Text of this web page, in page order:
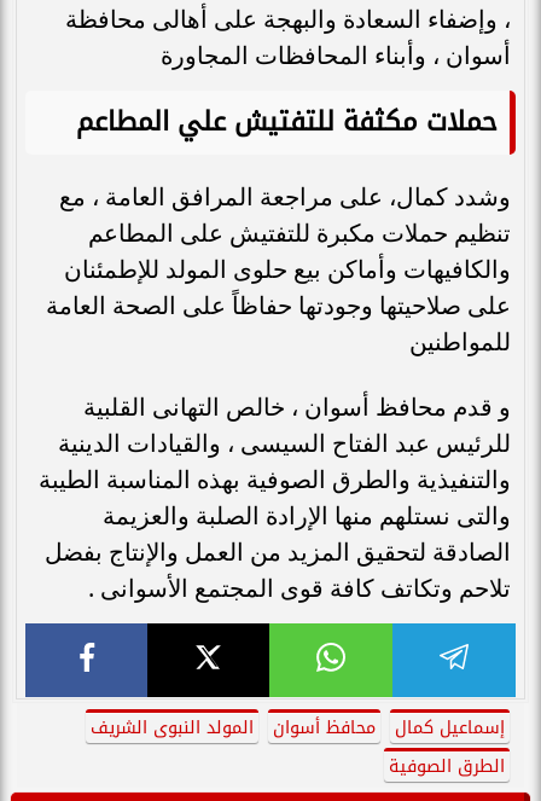
، وإضفاء السعادة والبهجة على أهالى محافظة
أسوان ، وأبناء المحافظات المجاورة
حملات مكثفة للتفتيش علي المطاعم
وشدد كمال، على مراجعة المرافق العامة ، مع
تنظيم حملات مكبرة للتفتيش على المطاعم
والكافيهات وأماكن بيع حلوى المولد للإطمئنان
على صلاحيتها وجودتها حفاظاً على الصحة العامة
للمواطنين
و قدم محافظ أسوان ، خالص التهانى القلبية
للرئيس عبد الفتاح السيسى ، والقيادات الدينية
والتنفيذية والطرق الصوفية بهذه المناسبة الطيبة
والتى نستلهم منها الإرادة الصلبة والعزيمة
الصادقة لتحقيق المزيد من العمل والإنتاج بفضل
تلاحم وتكاتف كافة قوى المجتمع الأسوانى .
إسماعيل كمال محافظ أسوان
المولد النبوى الشريف
الطرق الصوفية